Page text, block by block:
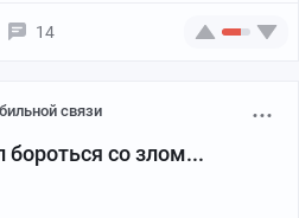
14
связи
со злом...